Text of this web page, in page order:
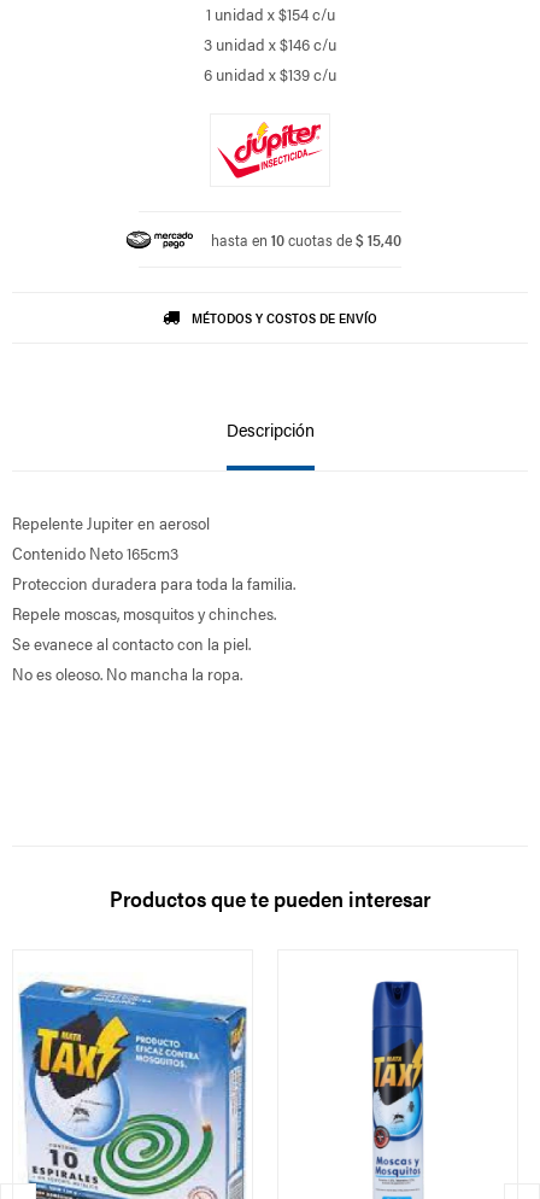
1 unidad x $154 c/u
3 unidad x $146 c/u
6 unidad x $139 c/u
hasta en 10cuotas de$ 15,40
MÉTODOS Y COSTOS DE ENVÍO
Descripción
Repelente Jupiter en aerosol
Contenido Neto 165cm3
Proteccion duradera para toda la familia.
Repele moscas, mosquitos y chinches.
Se evanece al contacto con la piel.
No es oleoso. No mancha la ropa.
Productos que te pueden interesar